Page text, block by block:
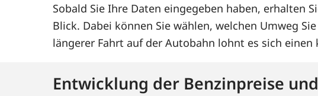
Sobald Sie Ihre Daten eingegeben haben, erhalten
Blick. Dabei können Sie wählen, welchen Umweg
längerer Fahrt auf der Autobahn lohnt es sich
Entwicklung der Benzinpreise